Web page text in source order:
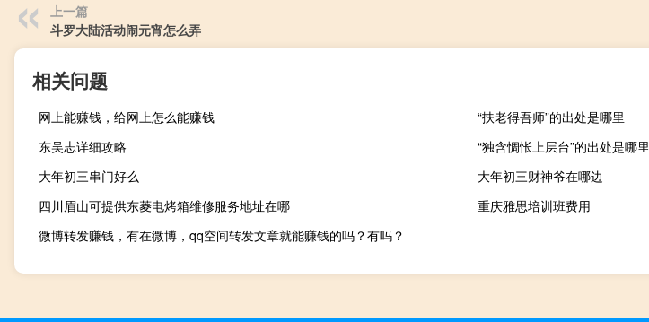
上一篇
斗罗大陆活动闹元宵怎么弄
相关问题
网上能赚钱，给网上怎么能赚钱
“扶老得吾师”的出处是哪里
东吴志详细攻略
“独含惆怅上层台”的出处是哪里
大年初三串门好么
大年初三财神爷在哪边
四川眉山可提供东菱电烤箱维修服务地址在哪
重庆雅思培训班费用
微博转发赚钱，有在微博，qq空间转发文章就能赚钱的吗？有吗？